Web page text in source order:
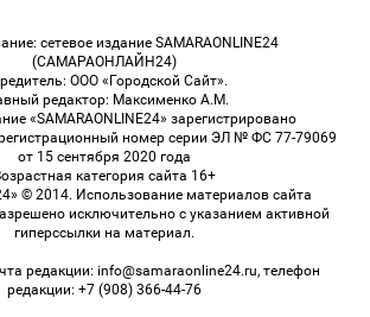
сетевое издание SAMARAONLINE24
(САМАРАОНЛАЙН24)
ООО «Городской Сайт».
редактор: Максименко А.М.
«SAMARAONLINE24» зарегистрировано
номер серии ЭЛ № ФС 77-79069
от 15 сентября 2020 года
категория сайта 16+
© 2014. Использование материалов сайта
исключительно с указанием активной
гиперссылки на материал.
редакции: info@samaraonline24.ru, телефон
редакции: +7 (908) 366-44-76